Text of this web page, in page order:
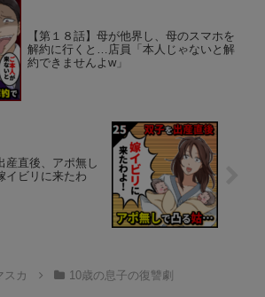
【第１８話】母が他界し、母のスマホを
解約に行くと…店員「本人じゃないと解
約できませんよw」
産直後、アポ無し
イビリに来たわ
スカ 10歳の息子の復讐劇